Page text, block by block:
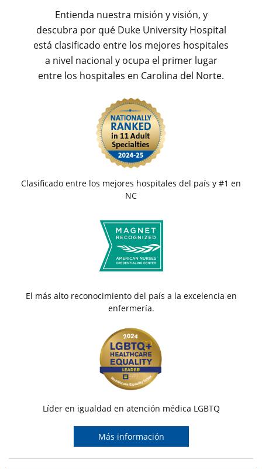
Entienda nuestra misión y visión, y
descubra por qué Duke University Hospital
está clasificado entre los mejores hospitales
a nivel nacional y ocupa el primer lugar
entre los hospitales en Carolina del Norte.
Clasificado entre los mejores hospitales del país y #1 en
NC
El más alto reconocimiento del país a la excelencia en
enfermería.
Líder en igualdad en atención médica LGBTQ
Más información